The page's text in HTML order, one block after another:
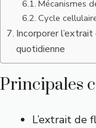
Mécanismes
Cycle
Incorporer
quotidienne
Principales
L’extrait de